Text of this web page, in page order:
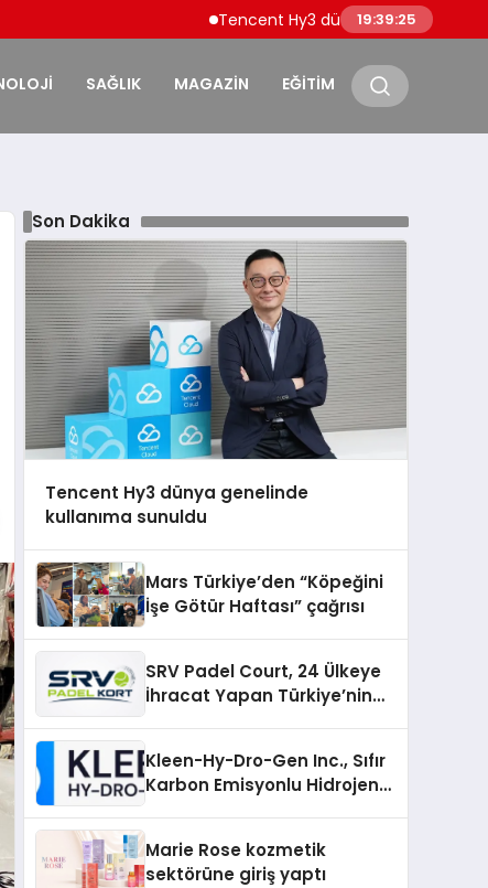
Tencent Hy3 dünya genelinde kullanıma
19:39:26
SAĞLIK MAGAZİN EĞİTİM
Son Dakika
Tencent Hy3 dünya genelinde
kullanıma sunuldu
Mars Türkiye’den “Köpeğini
İşe Götür Haftası” çağrısı
SRV Padel Court, 24 Ülkeye
İhracat Yapan Türkiye’nin
Kleen-Hy-Dro-Gen Inc., Sıfır
Karbon Emisyonlu Hidrojen
Aldı
Marie Rose kozmetik
sektörüne giriş yaptı